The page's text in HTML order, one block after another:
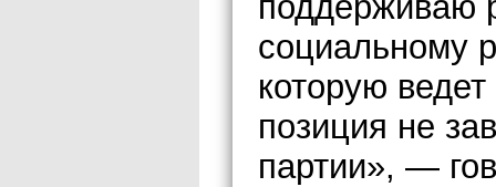
социальному
которую
позиция не
партии», —